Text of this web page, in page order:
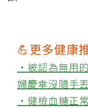
💪更多健康
‧被認為無用
婦慶幸沒隨手
‧健檢血糖正